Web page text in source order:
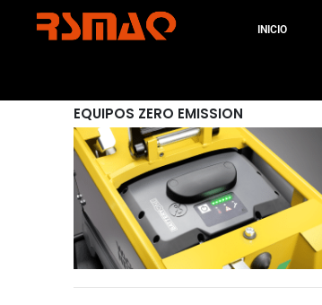
INICIO
EQUIPOS ZERO EMISSION